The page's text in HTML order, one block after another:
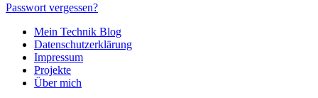
Passwort vergessen?
Mein Technik Blog
Datenschutzerklärung
Impressum
Projekte
Über mich